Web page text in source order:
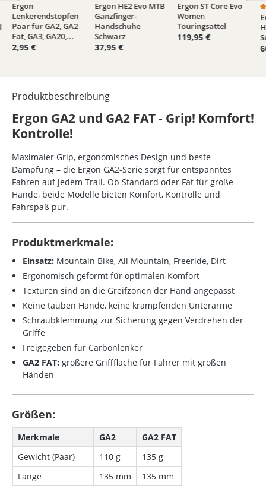
5 Sternenvon 5 von 5 Sternen
Ergon
Lenkerendstopfen
Paar für GA2, GA2
Fat, GA3, GA20,...
2,95 €
Ergon HE2 Evo MTB
Ganzfinger-
Handschuhe
Schwarz
37,95 €
Ergon ST Core Evo
Women
Touringsattel
119,95 €
Produktbeschreibung
Ergon GA2 und GA2 FAT - Grip! Komfort!
Kontrolle!
Maximaler Grip, ergonomisches Design und beste
Dämpfung – die Ergon GA2-Serie sorgt für entspanntes
Fahren auf jedem Trail. Ob Standard oder Fat für große
Hände, beide Modelle bieten Komfort, Kontrolle und
Fahrspaß pur.
Produktmerkmale:
Einsatz: Mountain Bike, All Mountain, Freeride, Dirt
Ergonomisch geformt für optimalen Komfort
Texturen sind an die Greifzonen der Hand angepasst
Keine tauben Hände, keine krampfenden Unterarme
Schraubklemmung zur Sicherung gegen Verdrehen der
Griffe
Freigegeben für Carbonlenker
GA2 FAT: größere Grifffläche für Fahrer mit großen
Händen
Größen:
Merkmale GA2
GA2 FAT
Gewicht (Paar)
110 g
135 g
Länge
135 mm
135 mm